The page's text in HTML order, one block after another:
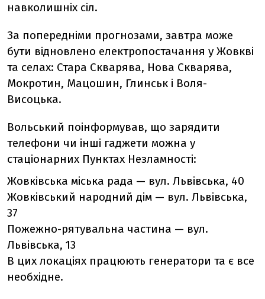
навколишніх сіл.
За попередніми прогнозами, завтра може
бути відновлено електропостачання у Жовкві
та селах: Стара Скварява, Нова Скварява,
Мокротин, Мацошин, Глинськ і Воля-
Висоцька.
Вольський поінформував, що зарядити
телефони чи інші гаджети можна у
стаціонарних Пунктах Незламності:
Жовківська міська рада — вул. Львівська, 40
Жовківський народний дім — вул. Львівська,
37
Пожежно-рятувальна частина — вул.
Львівська, 13
В цих локаціях працюють генератори та є все
необхідне.